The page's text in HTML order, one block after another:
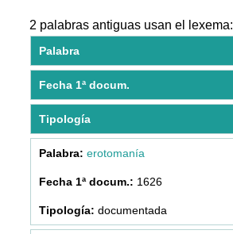
2 palabras antiguas usan el lexema:
Palabra
Fecha 1ª docum.
Tipología
erotomanía
1626
documentada